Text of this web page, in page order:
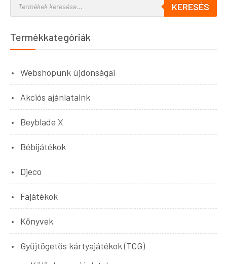
KERESÉS
Termékkategóriák
Webshopunk újdonságai
Akciós ajánlataink
Beyblade X
Bébijátékok
Djeco
Fajátékok
Könyvek
Gyűjtögetős kártyajátékok (TCG)